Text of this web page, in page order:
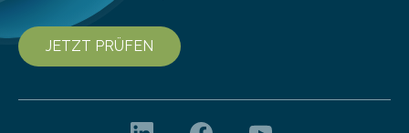
JETZT PRÜFEN